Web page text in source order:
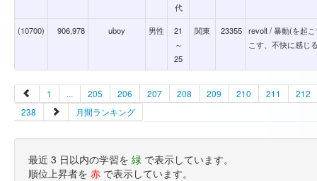
代
(10700) 906,978 uboy 男性
21
～
25
関東 23355 revolt / 暴動(を起
こす、不快に感じ
1 ... 205 206 207 208 209 210 211
212
238
月間ランキング
最近 3 日以内の学習を 緑 で表示しています。
順位上昇者を 赤 で表示しています。